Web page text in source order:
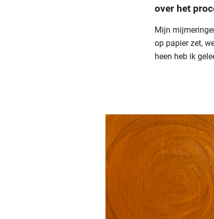
over het
Mijn
op papier zet,
heen heb ik